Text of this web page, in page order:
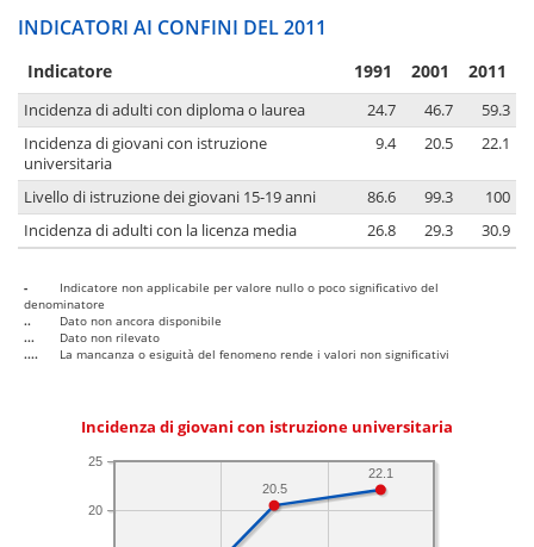
INDICATORI AI CONFINI DEL 2011
Indicatore 1991 2001 2011
Incidenza di adulti con diploma o laurea 24.7 46.7
59.3
Incidenza di giovani con istruzione
universitaria
9.4 20.5 22.1
Livello di istruzione dei giovani 15-19 anni 86.6 99.3
100
Incidenza di adulti con la licenza media
26.8 29.3 30.9
-
Indicatore non applicabile per valore nullo o poco significativo del
denominatore
..
Dato non ancora disponibile
...
Dato non rilevato
....
La mancanza o esiguità del fenomeno rende i valori non significativi
Incidenza di giovani con istruzione universitaria
20
25
22.1
20.5